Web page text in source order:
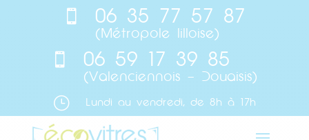
 06 35 77 57 87
(Métropole lilloise)
 06 59 17 39 85
(Valenciennois – Douaisis)
} Lundi au vendredi, de 8h à 17h